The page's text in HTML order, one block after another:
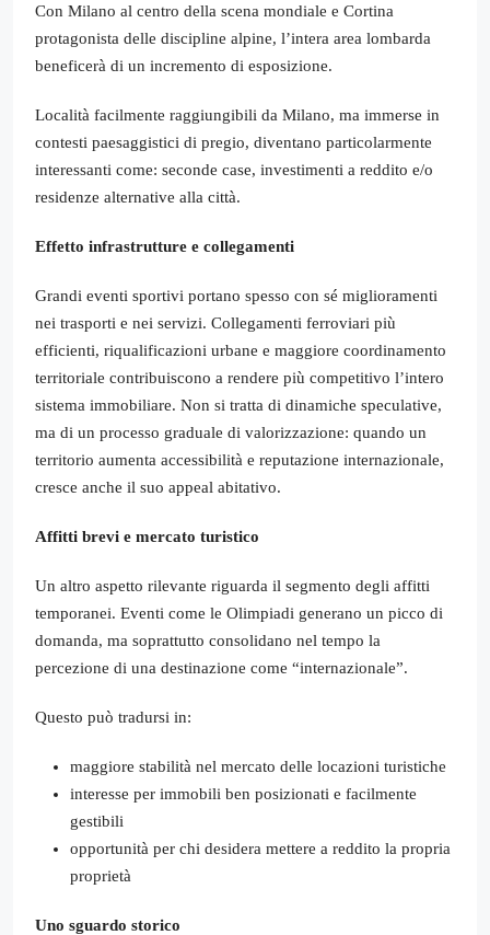
Con Milano al centro della scena mondiale e Cortina
protagonista delle discipline alpine, l’intera area lombarda
beneficerà di un incremento di esposizione.
Località facilmente raggiungibili da Milano, ma immerse in
contesti paesaggistici di pregio, diventano particolarmente
interessanti come: seconde case, investimenti a reddito e/o
residenze alternative alla città.
Effetto infrastrutture e collegamenti
Grandi eventi sportivi portano spesso con sé miglioramenti
nei trasporti e nei servizi. Collegamenti ferroviari più
efficienti, riqualificazioni urbane e maggiore coordinamento
territoriale contribuiscono a rendere più competitivo l’intero
sistema immobiliare. Non si tratta di dinamiche speculative,
ma di un processo graduale di valorizzazione: quando un
territorio aumenta accessibilità e reputazione internazionale,
cresce anche il suo appeal abitativo.
Affitti brevi e mercato turistico
Un altro aspetto rilevante riguarda il segmento degli affitti
temporanei. Eventi come le Olimpiadi generano un picco di
domanda, ma soprattutto consolidano nel tempo la
percezione di una destinazione come “internazionale”.
Questo può tradursi in:
maggiore stabilità nel mercato delle locazioni turistiche
interesse per immobili ben posizionati e facilmente
gestibili
opportunità per chi desidera mettere a reddito la propria
proprietà
Uno sguardo storico